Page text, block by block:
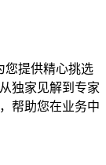
您提供精心挑选
独家见解到专家
帮助您在业务中